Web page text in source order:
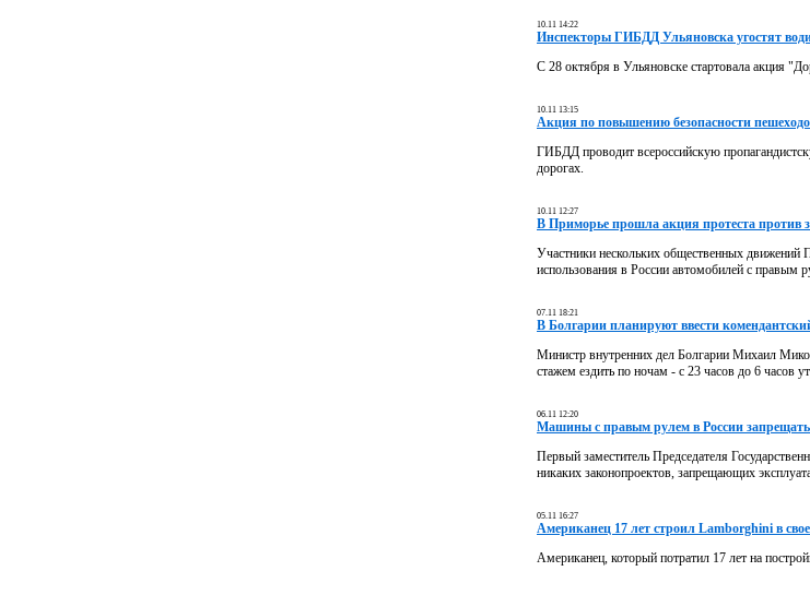
10.11 14:22
Инспекторы ГИБДД Ульяновска угостят
С 28 октября в Ульяновске стартовала акция
10.11 13:15
Акция по повышению безопасности
ГИБДД проводит всероссийскую
дорогах.
10.11 12:27
В Приморье прошла акция протеста против
Участники нескольких общественных движений
использования в России автомобилей с правым
07.11 18:21
В Болгарии планируют ввести
Министр внутренних дел Болгарии Михаил
стажем ездить по ночам - с 23 часов до 6 часов
06.11 12:20
Машины с правым рулем в России запрещать
Первый заместитель Председателя
никаких законопроектов, запрещающих
05.11 16:27
Американец 17 лет строил Lamborghini в
Американец, который потратил 17 лет на